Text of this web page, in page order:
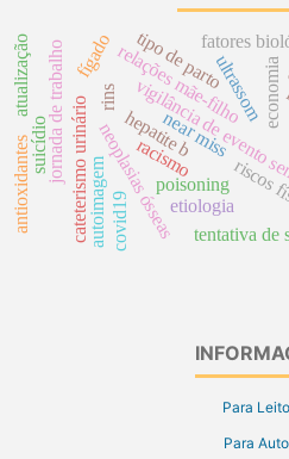
hepatite b
neoplasias ósseaspoisoning
ultrassom
cateterismo urinário near miss
vigilância de
jornada de trabalho relações mãe-filho
riscos
autoimagem
fatores
economia
suicídio
tentativa de
fígado
rins
racismo
atualização tipo de parto
antioxidantes etiologia
covid19
Para
Para